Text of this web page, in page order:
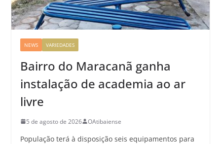
NEWS VARIEDADES
Bairro do Maracanã ganha
instalação de academia ao ar
livre
5 de agosto de 2026 OAtibaiense
População terá à disposição seis equipamentos para